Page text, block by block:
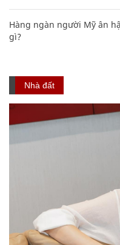
Hàng ngàn người Mỹ ân
gì?
Nhà đất